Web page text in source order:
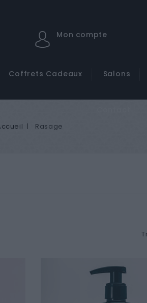
Mon compte
Coffrets Cadeaux Salons
Rasage